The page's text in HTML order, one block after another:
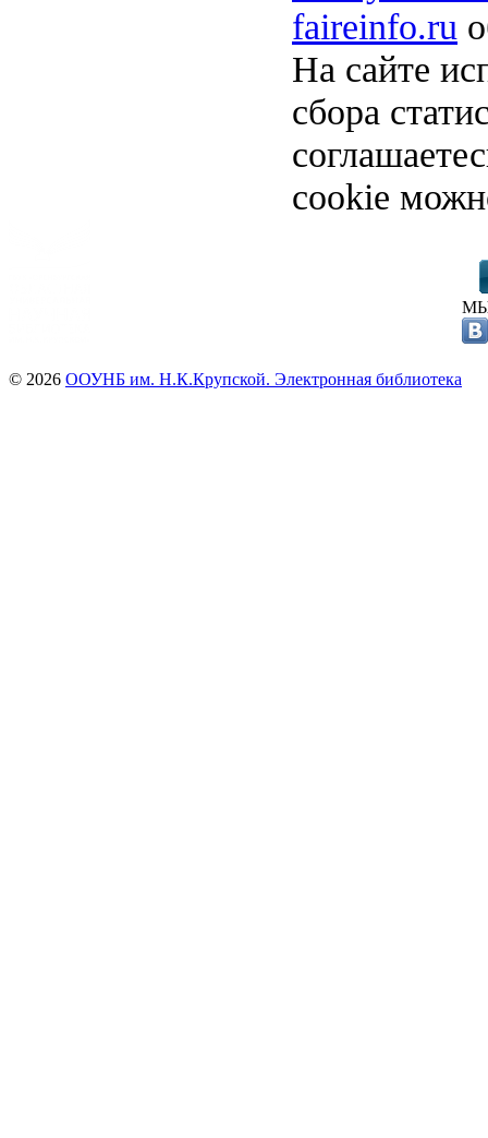
faireinfo.ru
На сайте
сбора
cookie
© 2026 ООУНБ им. Н.К.Крупской. Электронная библиотека